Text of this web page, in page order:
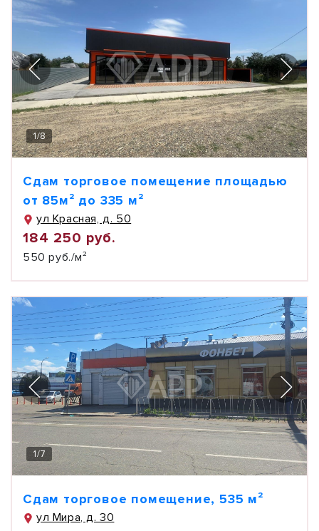
1/8
Сдам торговое помещение площадью
от 85м² до 335 м²
ул Красная, д. 50
184 250 руб.
550 руб./м²
1/7
Сдам торговое помещение, 535 м²
ул Мира, д. 30